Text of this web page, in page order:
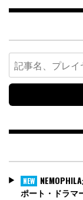
Search
for:
NEW
ポート・ドラマ